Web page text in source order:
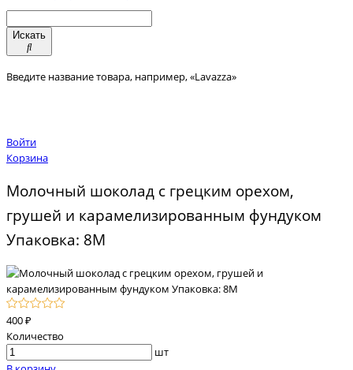
Искать
Введите название товара, например, «Lavazza»
Войти
Корзина
Молочный шоколад с грецким орехом,
грушей и карамелизированным фундуком
Упаковка: 8М
400 ₽
Количество
шт